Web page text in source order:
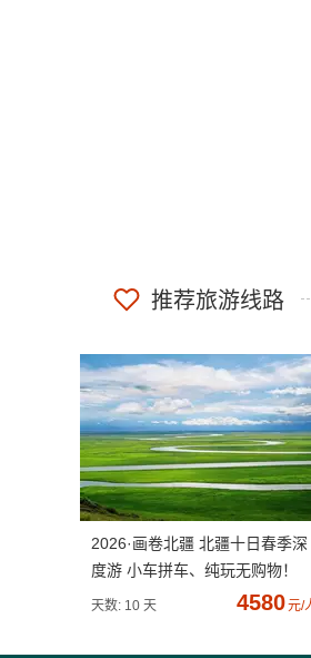
推荐旅游线路
2026·画卷北疆 北疆十日春季深
度游 小车拼车、纯玩无购物！
天数: 10 天 4580元/